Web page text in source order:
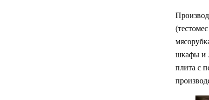
шкафы и
плита с